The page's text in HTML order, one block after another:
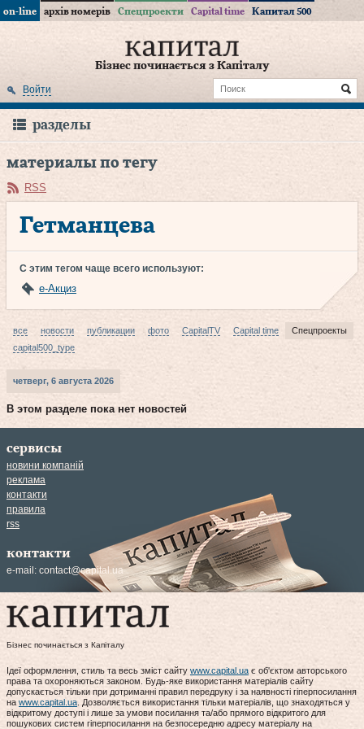
on-line архів номерів Спецпроекти Capital time Капитал 500
Бізнес починається з Капіталу
Войти
разделы
материалы по тегу
RSS
Гетманцева
С этим тегом чаще всего используют:
е-Акциз
все новости публикации фото CapitalTV Capital time
Спецпроекты
capital500_type
четверг, 6 августа 2026
В этом разделе пока нет новостей
сервисы
новини компаній
реклама
контакти
правила
rss
контакти
e-mail: contact@capital.ua
Бізнес починається з Капіталу
Ідеї оформлення, стиль та весь зміст сайту www.capital.ua є об'єктом авторського
права та охороняються законом. Будь-яке використання матеріалів сайту
допускається тільки при дотриманні правил передруку і за наявності гіперпосилання
на www.capital.ua . Дозволяється використання тільки матеріалів, що знаходяться у
відкритому доступі і лише за умови посилання та/або прямого відкритого для
пошукових систем гіперпосилання на безпосередню адресу матеріалу на